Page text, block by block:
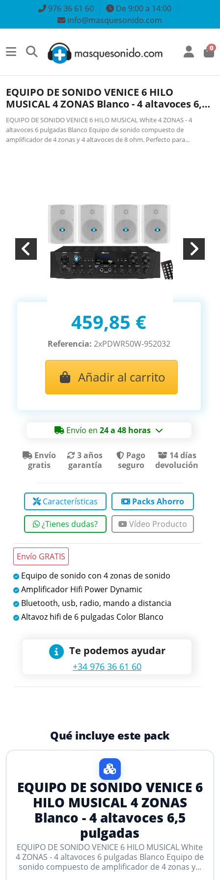
976 36 61 60
De 9:00 a 14:00
info@masquesonido.com
0
EQUIPO DE SONIDO VENICE 6 HILO
MUSICAL 4 ZONAS Blanco - 4 altavoces 6,5
pulgadas
EQUIPO DE SONIDO VENICE 6 HILO MUSICAL White 4 ZONAS - 4
altavoces 6 pulgadas Blanco Equipo de sonido compuesto de
amplificador de 4 zonas y 4 altavoces de 8 ohm. Perfecto para...
Envío GRATIS
Equipo de sonido con 4 zonas de sonido
Amplificador Hifi Power Dynamic
Bluetooth, usb, radio, mando a distancia
Altavoz hifi de 6 pulgadas Color Blanco
Te podemos ayudar
+34 976 36 61 60
459,85 €
Referencia: 2xPDWR50W-952032
Añadir al carrito
Envío en24 a 48 horas
Envío
gratis
3 años
garantía
Pago
seguro
14 días
devolución
Características Packs Ahorro
¿Tienes dudas? Vídeo Producto
Qué incluye este pack
EQUIPO DE SONIDO VENICE 6
HILO MUSICAL 4 ZONAS
Blanco - 4 altavoces 6,5
pulgadas
EQUIPO DE SONIDO VENICE 6 HILO MUSICAL White
4 ZONAS - 4 altavoces 6 pulgadas Blanco Equipo de
sonido compuesto de amplificador de 4 zonas y...